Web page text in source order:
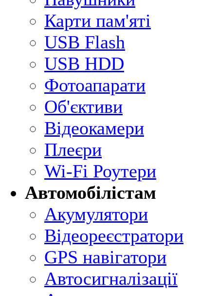
Карти пам'яті
USB Flash
USB HDD
Фотоапарати
Об'єктиви
Відеокамери
Плеєри
Wi-Fi Роутери
Автомобілістам
Акумулятори
Відеореєстратори
GPS навігатори
Автосигналізації